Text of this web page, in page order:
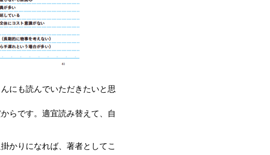
にも読んでいただきたいと思
らです。適宜読み替えて、自
かりになれば、著者としてこ